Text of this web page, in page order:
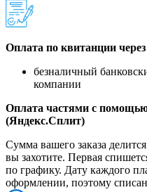
Оплата по квитанции
безналичный
компании
Оплата частями с
(Яндекс.Сплит)
Сумма вашего заказа
вы захотите. Первая
по графику. Дату каждого
оформлении, поэтому